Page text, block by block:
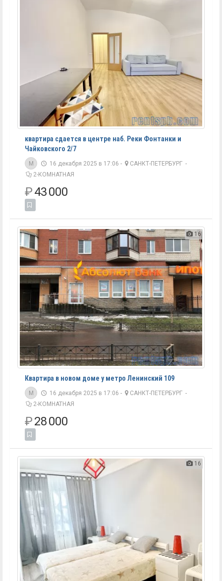
квартира сдается в центре наб. Реки Фонтанки и
Чайковского 2/7
M 16 декабря 2025 в 17:06 - САНКТ-ПЕТЕРБУРГ -
2-КОМНАТНАЯ
₽43 000
16
Квартира в новом доме у метро Ленинский 109
M 16 декабря 2025 в 17:06 - САНКТ-ПЕТЕРБУРГ -
2-КОМНАТНАЯ
₽28 000
16